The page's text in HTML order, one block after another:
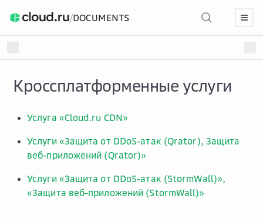
/DOCUMENTS
Кроссплатформенные услуги
Услуга «Cloud.ru CDN»
Услуги «Защита от DDoS-атак (Qrator), Защита
веб-приложений (Qrator)»
Услуги «Защита от DDoS-атак (StormWall)»,
«Защита веб-приложений (StormWall)»